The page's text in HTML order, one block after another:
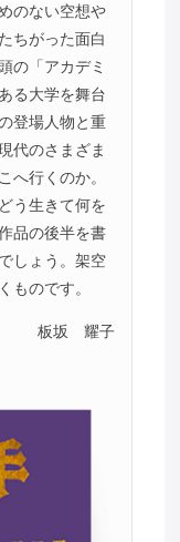
のない空想や
ちがった面白
の「アカデミ
る大学を舞台
登場人物と重
代のさまざま
へ行くのか。
う生きて何を
品の後半を書
しょう。架空
ものです。
板坂 耀子